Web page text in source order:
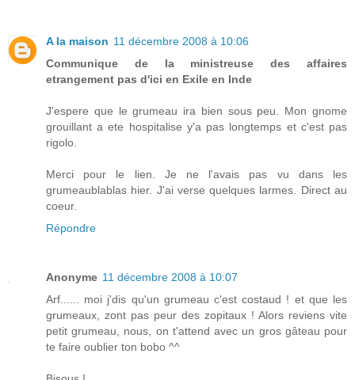
A la maison 11 décembre 2008 à 10:06
Communique de la ministreuse des affaires
etrangement pas d'ici en Exile en Inde
J'espere que le grumeau ira bien sous peu. Mon gnome
grouillant a ete hospitalise y'a pas longtemps et c'est pas
rigolo.
Merci pour le lien. Je ne l'avais pas vu dans les
grumeaublablas hier. J'ai verse quelques larmes. Direct au
coeur.
Répondre
Anonyme 11 décembre 2008 à 10:07
Arf...... moi j'dis qu'un grumeau c'est costaud ! et que les
grumeaux, zont pas peur des zopitaux ! Alors reviens vite
petit grumeau, nous, on t'attend avec un gros gâteau pour
te faire oublier ton bobo ^^